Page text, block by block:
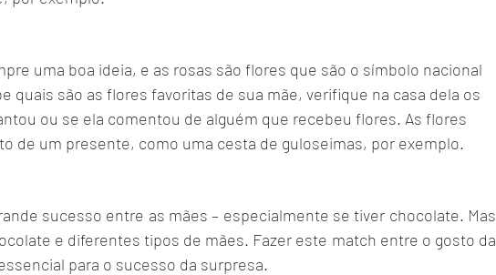
uma boa ideia, e as rosas são flores que são o símbolo nacional
quais são as flores favoritas de sua mãe, verifique na casa dela os
ou se ela comentou de alguém que recebeu flores. As flores
de um presente, como uma cesta de guloseimas, por exemplo.
sucesso entre as mães – especialmente se tiver chocolate. Mas
e diferentes tipos de mães. Fazer este match entre o gosto da
para o sucesso da surpresa.